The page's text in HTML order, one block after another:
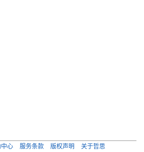
心 服务条款 版权声明
关于哲思